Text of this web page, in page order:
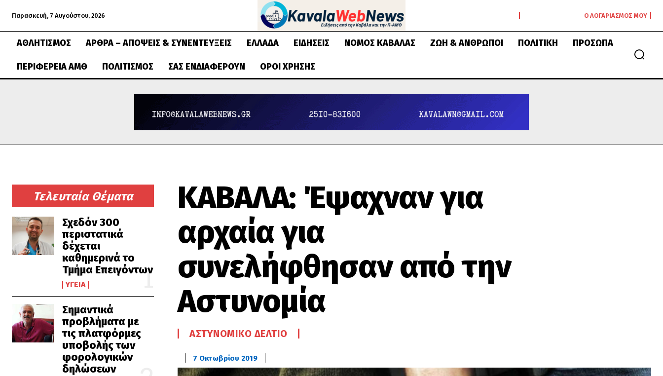
Παρασκευή, 7 Αυγούστου, 2026 Ο ΛΟΓΑΡΙΑΣΜΌΣ ΜΟΥ
ΑΘΛΗΤΙΣΜΌΣ ΆΡΘΡΑ – ΑΠΌΨΕΙΣ & ΣΥΝΕΝΤΕΎΞΕΙΣ ΕΛΛΆΔΑ ΕΙΔΉΣΕΙΣ ΝΟΜΌΣ ΚΑΒΆΛΑΣ ΖΩΉ & ΆΝΘΡΩΠΟΙ ΠΟΛΙΤΙΚΉ ΠΡΌΣΩΠΑ
ΠΕΡΙΦΈΡΕΙΑ ΑΜΘ ΠΟΛΙΤΙΣΜΌΣ ΣΑΣ ΕΝΔΙΑΦΈΡΟΥΝ ΌΡΟΙ ΧΡΉΣΗΣ
Τελευταία Θέματα
Σχεδόν 300
περιστατικά
δέχεται
καθημερινά το
Τμήμα Επειγόντων
ΥΓΕΊΑ
Σημαντικά
προβλήματα με
τις πλατφόρμες
υποβολής των
φορολογικών
δηλώσεων
ΚΑΒΑΛΑ: Έψαχναν για
αρχαία για
συνελήφθησαν από την
Αστυνομία
ΑΣΤΥΝΟΜΙΚΌ ΔΕΛΤΊΟ
7 Οκτωβρίου 2019